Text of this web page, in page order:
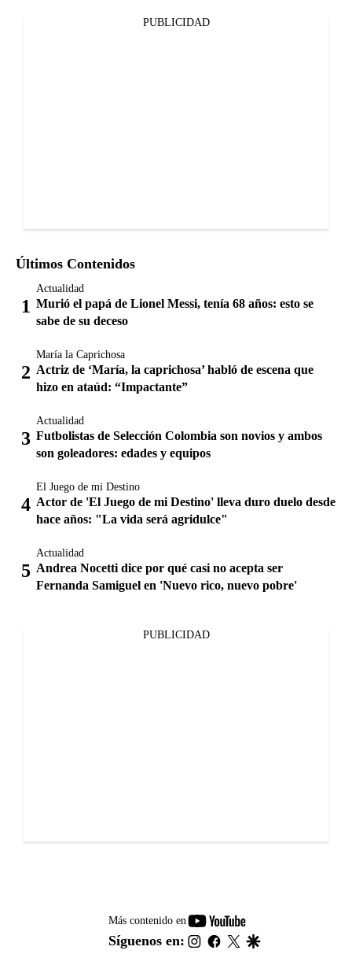
PUBLICIDAD
Últimos Contenidos
Actualidad
Murió el papá de Lionel Messi, tenía 68 años: esto se
sabe de su deceso
María la Caprichosa
Actriz de ‘María, la caprichosa’ habló de escena que
hizo en ataúd: “Impactante”
Actualidad
Futbolistas de Selección Colombia son novios y ambos
son goleadores: edades y equipos
El Juego de mi Destino
Actor de 'El Juego de mi Destino' lleva duro duelo desde
hace años: "La vida será agridulce"
Actualidad
Andrea Nocetti dice por qué casi no acepta ser
Fernanda Samiguel en 'Nuevo rico, nuevo pobre'
PUBLICIDAD
Más contenido en
youtube-
footer
Síguenos en: instagram
facebook
twitter